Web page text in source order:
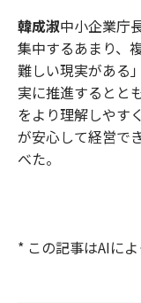
韓成淑中小企業庁
集中するあまり、
難しい現実がある
実に推進するとと
をより理解しやす
が安心して経営で
べた。
* この記事はAIによ